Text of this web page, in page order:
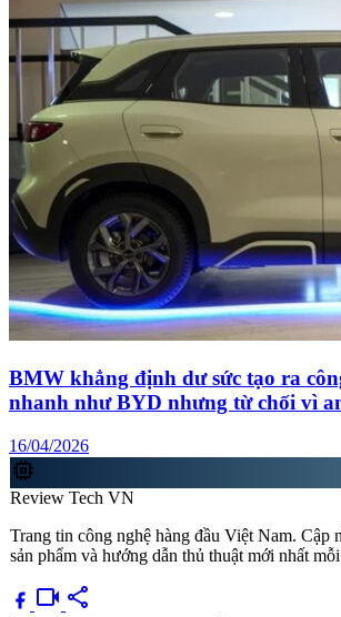
BMW khẳng định dư sức tạo ra
nhanh như BYD nhưng từ chối vì
16/04/2026
memory
Review Tech VN
Trang tin công nghệ hàng đầu Việt Nam. Cập
sản phẩm và hướng dẫn thủ thuật mới nhất
videocam share